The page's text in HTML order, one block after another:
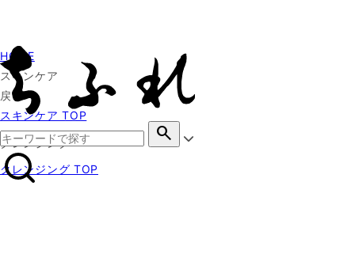
search
HOME
スキンケア
戻る
スキンケア TOP
クレンジング
クレンジング TOP